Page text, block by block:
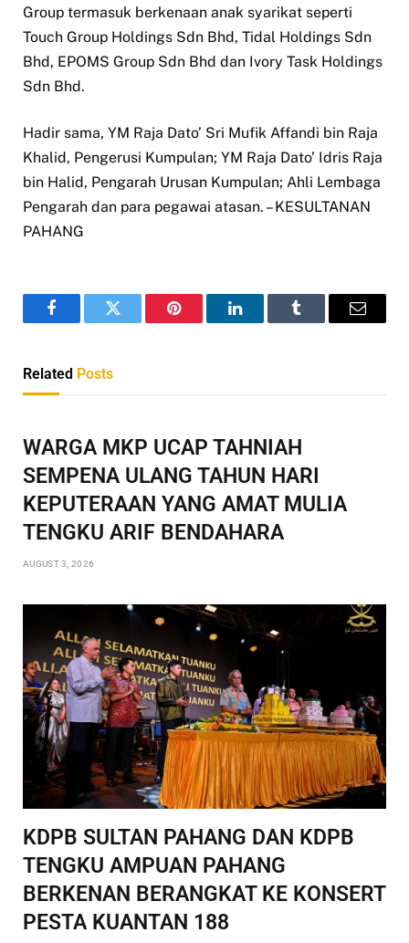
Group termasuk berkenaan anak syarikat seperti
Touch Group Holdings Sdn Bhd, Tidal Holdings Sdn
Bhd, EPOMS Group Sdn Bhd dan Ivory Task Holdings
Sdn Bhd.
Hadir sama, YM Raja Dato’ Sri Mufik Affandi bin Raja
Khalid, Pengerusi Kumpulan; YM Raja Dato’ Idris Raja
bin Halid, Pengarah Urusan Kumpulan; Ahli Lembaga
Pengarah dan para pegawai atasan. – KESULTANAN
PAHANG
FacebookTwitter Pinterest LinkedInTumblr Email
Related Posts
WARGA MKP UCAP TAHNIAH
SEMPENA ULANG TAHUN HARI
KEPUTERAAN YANG AMAT MULIA
TENGKU ARIF BENDAHARA
AUGUST 3, 2026
KDPB SULTAN PAHANG DAN KDPB
TENGKU AMPUAN PAHANG
BERKENAN BERANGKAT KE KONSERT
PESTA KUANTAN 188